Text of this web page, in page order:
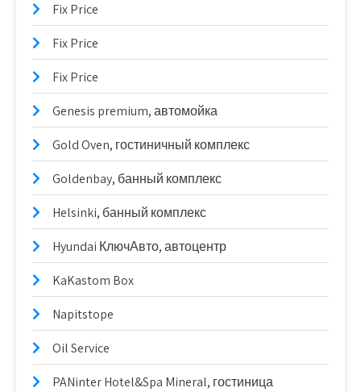
Fix Price
Fix Price
Fix Price
Genesis premium, автомойка
Gold Oven, гостиничный комплекс
Goldenbay, банный комплекс
Helsinki, банный комплекс
Hyundai КлючАвто, автоцентр
KaKastom Box
Napitstope
Oil Service
PANinter Hotel&Spa Mineral, гостиница